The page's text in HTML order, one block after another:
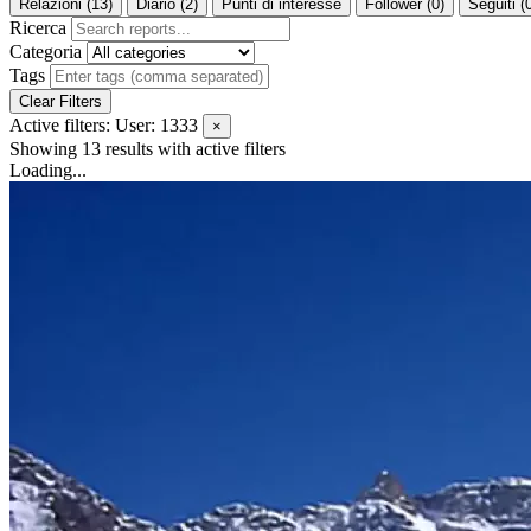
Relazioni (13) Diario (2) Punti di interesse Follower (0) Seguiti
Ricerca
Categoria
Tags
Clear Filters
Active filters: User: 1333 ×
Showing 13 results with active filters
Loading...